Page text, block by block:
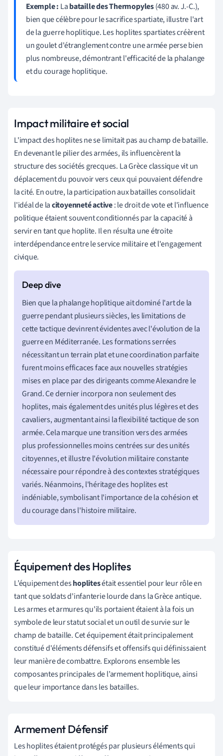
Exemple : Labataille des Thermopyles(480 av. J.-C.),
bien que célèbre pour le sacrifice spartiate, illustre l'art
de la guerre hoplitique. Les hoplites spartiates créèrent
un goulet d'étranglement contre une armée perse bien
plus nombreuse, démontrant l'efficacité de la phalange
et du courage hoplitique.
Impact militaire et social
L'impact des hoplites ne se limitait pas au champ de bataille.
En devenant le pilier des armées, ils influencèrent la
structure des sociétés grecques. La Grèce classique vit un
déplacement du pouvoir vers ceux qui pouvaient défendre
la cité. En outre, la participation aux batailles consolidait
l'idéal de lacitoyenneté active: le droit de vote et l'influence
politique étaient souvent conditionnés par la capacité à
servir en tant que hoplite. Il en résulta une étroite
interdépendance entre le service militaire et l'engagement
civique.
Bien que la phalange hoplitique ait dominé l'art de la
guerre pendant plusieurs siècles, les limitations de
cette tactique devinrent évidentes avec l'évolution de la
guerre en Méditerranée. Les formations serrées
nécessitant un terrain plat et une coordination parfaite
furent moins efficaces face aux nouvelles stratégies
mises en place par des dirigeants comme Alexandre le
Grand. Ce dernier incorpora non seulement des
hoplites, mais également des unités plus légères et des
cavaliers, augmentant ainsi la flexibilité tactique de son
armée. Cela marque une transition vers des armées
plus professionnelles moins centrées sur des unités
citoyennes, et illustre l'évolution militaire constante
nécessaire pour répondre à des contextes stratégiques
variés. Néanmoins, l'héritage des hoplites est
indéniable, symbolisant l'importance de la cohésion et
du courage dans l'histoire militaire.
Équipement des Hoplites
L’équipement deshoplitesétait essentiel pour leur rôle en
tant que soldats d'infanterie lourde dans la Grèce antique.
Les armes et armures qu'ils portaient étaient à la fois un
symbole de leur statut social et un outil de survie sur le
champ de bataille. Cet équipement était principalement
constitué d'éléments défensifs et offensifs qui définissaient
leur manière de combattre. Explorons ensemble les
composantes principales de l’armement hoplitique, ainsi
que leur importance dans les batailles.
Armement Défensif
Les hoplites étaient protégés par plusieurs éléments qui